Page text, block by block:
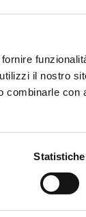
il nostro
Statistiche